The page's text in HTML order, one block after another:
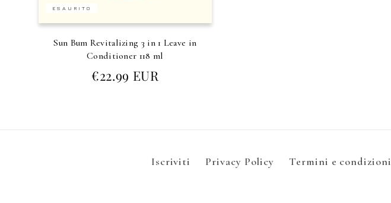
ESAURITO
Sun Bum Revitalizing 3 in 1 Leave in
Conditioner 118 ml
Prezzo
di
€22.99 EUR
Iscriviti Privacy Policy Termini e condizioni